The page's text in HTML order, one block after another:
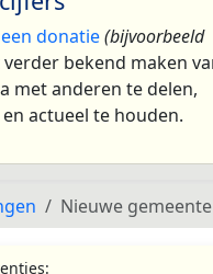
een donatie(bijvoorbeeld
bekend maken
met anderen te delen,
actueel te houden.
Nieuwe